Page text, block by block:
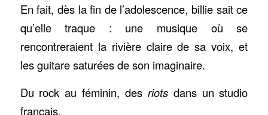
En fait, dès la fin de l’adolescence, billie sait ce
qu’elle traque : une musique où se
rencontreraient la rivière claire de sa voix, et
les guitare saturées de son imaginaire.
Du rock au féminin, des riots dans un studio
français.